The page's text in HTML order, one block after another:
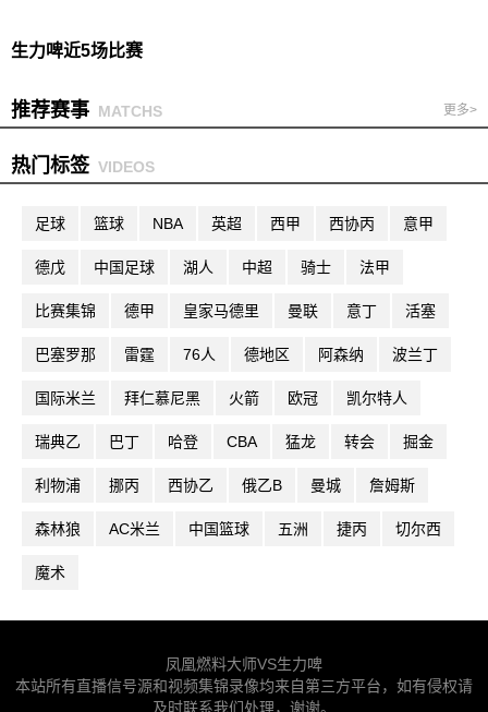
生力啤近5场比赛
推荐赛事 MATCHS 更多>
热门标签 VIDEOS
足球 篮球 NBA 英超 西甲 西协丙 意甲
德戊 中国足球 湖人 中超 骑士 法甲
比赛集锦 德甲 皇家马德里 曼联 意丁 活塞
巴塞罗那 雷霆 76人 德地区 阿森纳 波兰丁
国际米兰 拜仁慕尼黑 火箭 欧冠 凯尔特人
瑞典乙 巴丁 哈登 CBA 猛龙 转会 掘金
利物浦 挪丙 西协乙 俄乙B 曼城 詹姆斯
森林狼 AC米兰 中国篮球 五洲 捷丙 切尔西
魔术
凤凰燃料大师VS生力啤
本站所有直播信号源和视频集锦录像均来自第三方平台，如有侵权请
及时联系我们处理，谢谢。